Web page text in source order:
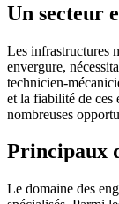
Un secteur
Les infrastructures
envergure,
technicien-
et la fiabilité de ces
nombreuses
Principaux
Le domaine des